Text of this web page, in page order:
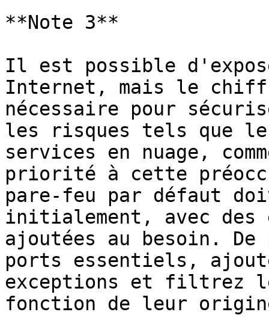
**Note 3**
Il est possible
Internet, mais le
nécessaire pour
les risques tels que
services en nuage,
priorité à cette
pare-feu par défaut
initialement, avec des
ajoutées au besoin.
ports essentiels,
exceptions et filtrez
fonction de leur